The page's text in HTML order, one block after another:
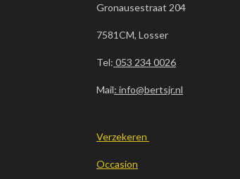
Gronausestraat 204
7581CM, Losser
Tel: 053 234 0026
Mail: info@bertsjr.nl
Verzekeren
Occasion